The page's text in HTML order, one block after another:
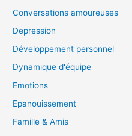
Conversations amoureuses
Depression
Développement personnel
Dynamique d'équipe
Emotions
Epanouissement
Famille & Amis